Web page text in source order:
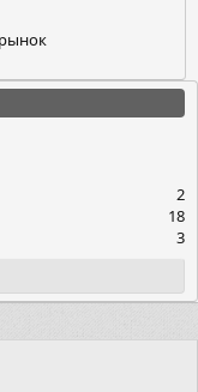
2
18
3